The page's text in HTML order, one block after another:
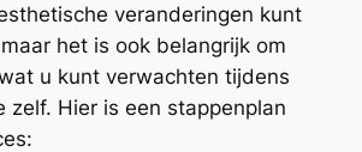
veranderingen kunt
het is ook belangrijk om
u kunt verwachten tijdens
zelf. Hier is een stappenplan